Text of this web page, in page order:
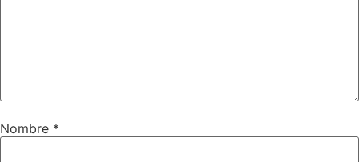
Nombre *